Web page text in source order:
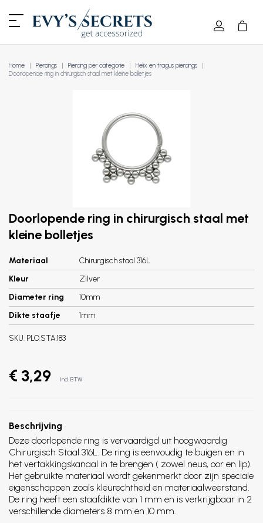
Home Piercings Piercing per categorie
Helix en tragus piercings
Doorlopende ring in chirurgisch staal met kleine bolletjes
Doorlopende ring in chirurgisch staal met
kleine bolletjes
Materiaal
Chirurgisch staal 316L
Kleur
Zilver
Diameter ring
10mm
Dikte staafje
1mm
SKU: PLO.STA.183
€ 3,29 Incl. BTW
Beschrijving
Deze doorlopende ring is vervaardigd uit hoogwaardig
Chirurgisch Staal 316L. De ring is eenvoudig te buigen en in
het vertakkingskanaal in te brengen ( zowel neus, oor en lip).
Het gebruikte materiaal wordt gekenmerkt door zijn speciale
eigenschappen zoals kleurechtheid en materiaalweerstand.
De ring heeft een staafdikte van 1 mm en is verkrijgbaar in 2
verschillende diameters 8 mm en 10 mm.